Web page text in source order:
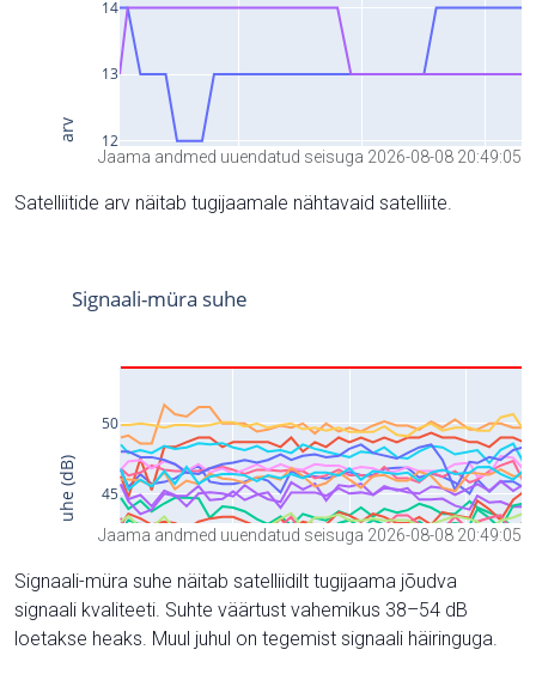
Jaama andmed uuendatud seisuga 2026-08-08 20:49:05
Satelliitide arv näitab tugijaamale nähtavaid satelliite.
Jaama andmed uuendatud seisuga 2026-08-08 20:49:05
Signaali-müra suhe näitab satelliidilt tugijaama jõudva
signaali kvaliteeti. Suhte väärtust vahemikus 38–54 dB
loetakse heaks. Muul juhul on tegemist signaali häiringuga.